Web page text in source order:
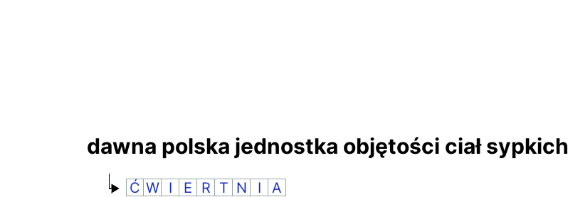
dawna polska jednostka objętości ciał sypkich
Ć W I E R T N I A